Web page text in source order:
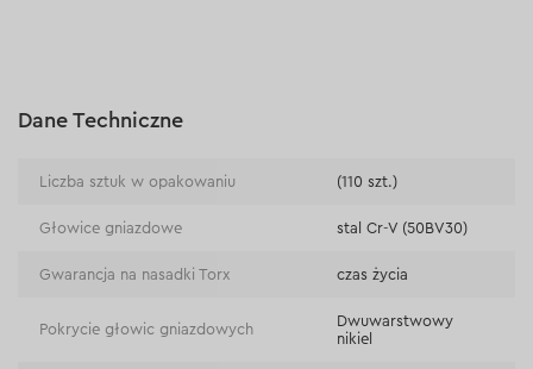
Płatność na rachunek bieżący (przelew tradycyjny)
Dane Techniczne
Liczba sztuk w opakowaniu (110 szt.)
Głowice gniazdowe stal Cr-V (50BV30)
Gwarancja na nasadki Torx czas życia
Pokrycie głowic gniazdowych
Dwuwarstwowy
nikiel